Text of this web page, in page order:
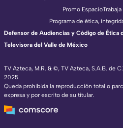
TV Azteca, M.R. & ©, TV Azteca, S.A.B. de
2025.
Queda prohibida la reproducción total o
expresa y por escrito de su titular.
Promo Espacio
Programa de ética,
Defensor de Audiencias y Código de Ética
Televisora del Valle de México